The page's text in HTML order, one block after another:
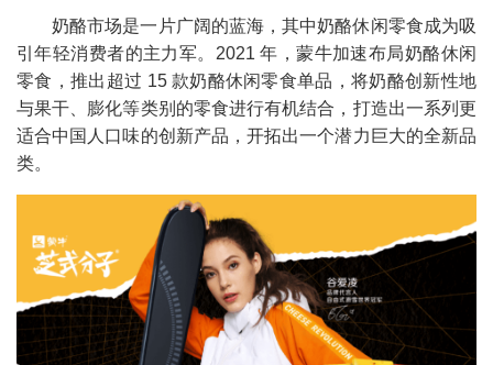
奶酪市场是一片广阔的蓝海，其中奶酪休闲零食成为吸
引年轻消费者的主力军。2021 年，蒙牛加速布局奶酪休闲
零食，推出超过 15 款奶酪休闲零食单品，将奶酪创新性地
与果干、膨化等类别的零食进行有机结合，打造出一系列更
适合中国人口味的创新产品，开拓出一个潜力巨大的全新品
类。